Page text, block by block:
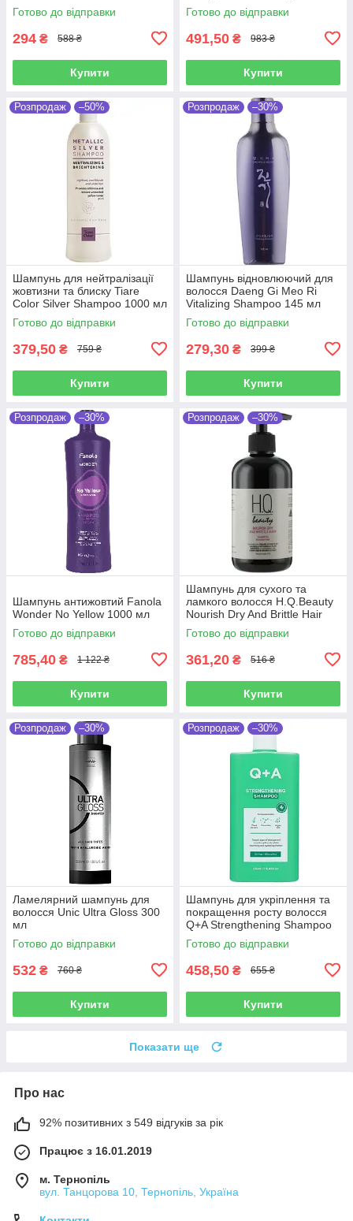
Готово до відправки
294 ₴ 588 ₴
Купити
Готово до відправки
491,50 ₴ 983 ₴
Купити
Розпродаж –50%
Шампунь для нейтралізації
жовтизни та блиску Tiare
Color Silver Shampoo 1000 мл
Готово до відправки
379,50 ₴ 759 ₴
Купити
Розпродаж –30%
Шампунь відновлюючий для
волосся Daeng Gi Meo Ri
Vitalizing Shampoo 145 мл
Готово до відправки
279,30 ₴ 399 ₴
Купити
Розпродаж –30%
Шампунь антижовтий Fanola
Wonder No Yellow 1000 мл
Готово до відправки
785,40 ₴ 1 122 ₴
Купити
Розпродаж –30%
Шампунь для сухого та
ламкого волосся H.Q.Beauty
Nourish Dry And Brittle Hair
Shampoo 280 мл
Готово до відправки
361,20 ₴ 516 ₴
Купити
Розпродаж –30%
Ламелярний шампунь для
волосся Unic Ultra Gloss 300
мл
Готово до відправки
532 ₴ 760 ₴
Купити
Розпродаж –30%
Шампунь для укріплення та
покращення росту волосся
Q+A Strengthening Shampoo
250 мл
Готово до відправки
458,50 ₴ 655 ₴
Купити
Показати ще
Про нас
92% позитивних з 549 відгуків за рік
Працює з 16.01.2019
м. Тернопіль
вул. Танцорова 10, Тернопіль, Україна